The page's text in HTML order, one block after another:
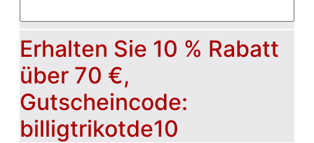
Erhalten Sie 10 % Rabatt
über 70 €,
Gutscheincode:
billigtrikotde10